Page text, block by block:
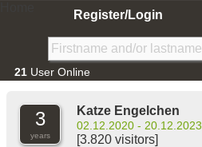
Register/Login
21 User Online
3
years
Katze Engelchen
02.12.2020 - 20.12.2023
[3.820 visitors]